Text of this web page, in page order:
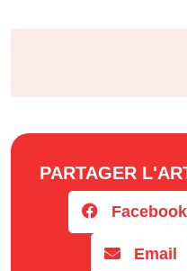
PARTAGER
Facebook
Email